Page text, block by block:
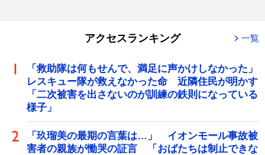
アクセスランキング 一覧
「救助隊は何もせんで、満足に声かけしなかった」
レスキュー隊が救えなかった命 近隣住民が明かす
「二次被害を出さないのが訓練の鉄則になっている
様子」
「玖瑠美の最期の言葉は…」 イオンモール事故被
害者の親族が慟哭の証言 「おばたちは制止できな